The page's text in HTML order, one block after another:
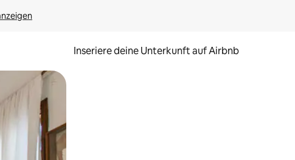
Inseriere deine Unterkunft auf Airbnb